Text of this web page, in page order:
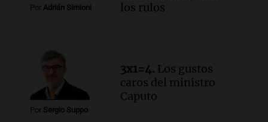
Audio.Messi llegará esta noche a
Episodios
Audio.
Ley de Propiedad Privada: el revés
en el Congreso expuso una debilidad
comunicacional del Gobierno
Una mañana para todos
Por Adrián Simioni
los rulos
Por Sergio Suppo
3x1=4. Los gustos
caros del ministro
Caputo